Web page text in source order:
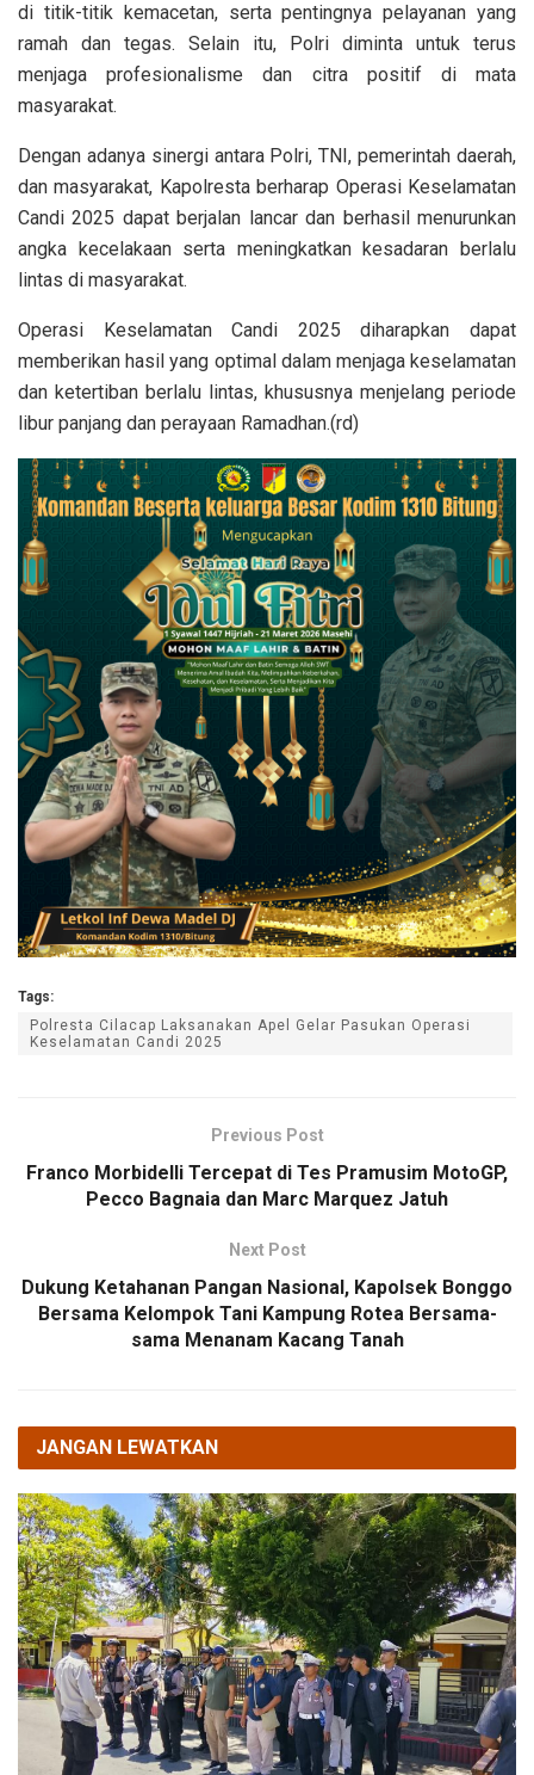
di titik-titik kemacetan, serta pentingnya pelayanan yang
ramah dan tegas. Selain itu, Polri diminta untuk terus
menjaga profesionalisme dan citra positif di mata
masyarakat.
Dengan adanya sinergi antara Polri, TNI, pemerintah daerah,
dan masyarakat, Kapolresta berharap Operasi Keselamatan
Candi 2025 dapat berjalan lancar dan berhasil menurunkan
angka kecelakaan serta meningkatkan kesadaran berlalu
lintas di masyarakat.
Operasi Keselamatan Candi 2025 diharapkan dapat
memberikan hasil yang optimal dalam menjaga keselamatan
dan ketertiban berlalu lintas, khususnya menjelang periode
libur panjang dan perayaan Ramadhan.(rd)
Tags:
Polresta Cilacap Laksanakan Apel Gelar Pasukan Operasi
Keselamatan Candi 2025
Previous Post
Franco Morbidelli Tercepat di Tes Pramusim MotoGP,
Pecco Bagnaia dan Marc Marquez Jatuh
Next Post
Dukung Ketahanan Pangan Nasional, Kapolsek Bonggo
Bersama Kelompok Tani Kampung Rotea Bersama-
sama Menanam Kacang Tanah
JANGAN LEWATKAN